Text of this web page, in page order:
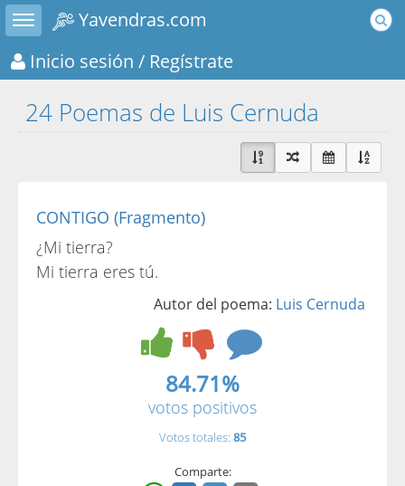
Toggle sidebar
Yavendras.com
Inicio sesión / Regístrate
24 Poemas de Luis Cernuda
CONTIGO (Fragmento)
¿Mi tierra?
Mi tierra eres tú.
Autor del poema: Luis Cernuda
84.71%
votos positivos
Votos totales: 85
Comparte: